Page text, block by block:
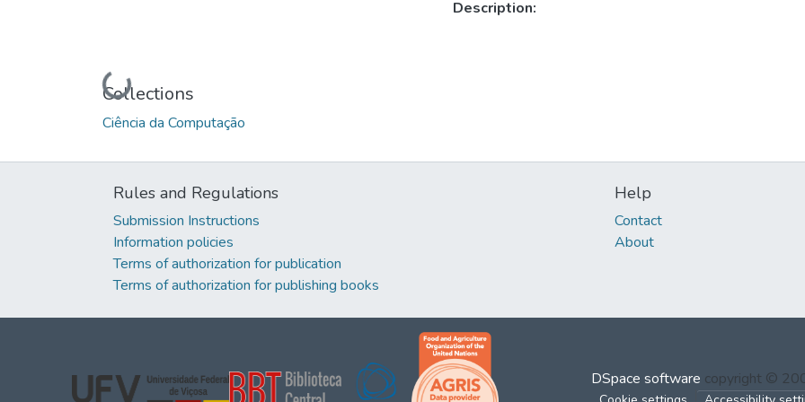
Loading...
Description:
Collections
Ciência da Computação
Rules and Regulations
Submission Instructions
Information policies
Terms of authorization for publication
Terms of authorization for publishing books
Help
Contact
About
DSpace software copyright ©